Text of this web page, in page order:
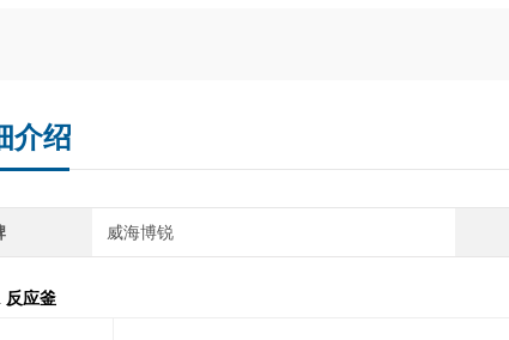
介绍
威海博锐
反应釜